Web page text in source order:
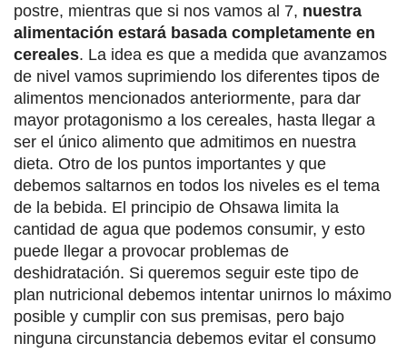
postre, mientras que si nos vamos al 7, nuestra
alimentación estará basada completamente en
cereales. La idea es que a medida que avanzamos
de nivel vamos suprimiendo los diferentes tipos de
alimentos mencionados anteriormente, para dar
mayor protagonismo a los cereales, hasta llegar a
ser el único alimento que admitimos en nuestra
dieta. Otro de los puntos importantes y que
debemos saltarnos en todos los niveles es el tema
de la bebida. El principio de Ohsawa limita la
cantidad de agua que podemos consumir, y esto
puede llegar a provocar problemas de
deshidratación. Si queremos seguir este tipo de
plan nutricional debemos intentar unirnos lo máximo
posible y cumplir con sus premisas, pero bajo
ninguna circunstancia debemos evitar el consumo